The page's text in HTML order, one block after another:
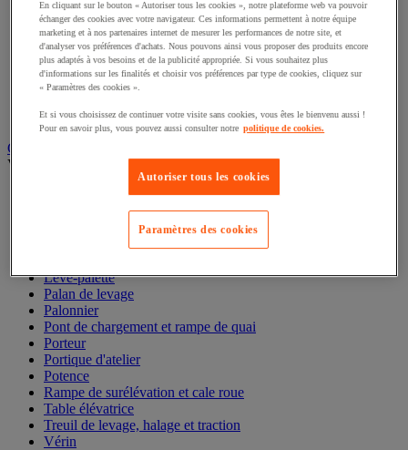
Maillon et maille
Manille et émerillon
Pince de levage
Réa et poulie de levage
Sandow
Tendeur
Gerbeur, palan et appareil de levage
Voir toute la catégorie
Chandelle et béquille de sécurité
Élévateur de matériaux
Lève-palette
Palan de levage
Palonnier
Pont de chargement et rampe de quai
Porteur
Portique d'atelier
Potence
Rampe de surélévation et cale roue
Table élévatrice
Treuil de levage, halage et traction
Vérin
En cliquant sur le bouton « Autoriser tous les cookies », notre plateforme web va pouvoir
échanger des cookies avec votre navigateur. Ces informations permettent à notre équipe
marketing et à nos partenaires internet de mesurer les performances de notre site, et
d'analyser vos préférences d'achats. Nous pouvons ainsi vous proposer des produits encore
plus adaptés à vos besoins et de la publicité appropriée. Si vous souhaitez plus
d'informations sur les finalités et choisir vos préférences par type de cookies, cliquez sur
« Paramètres des cookies ».
Et si vous choisissez de continuer votre visite sans cookies, vous êtes le bienvenu aussi !
Pour en savoir plus, vous pouvez aussi consulter notre politique de cookies.
Autoriser tous les cookies
Paramètres des cookies